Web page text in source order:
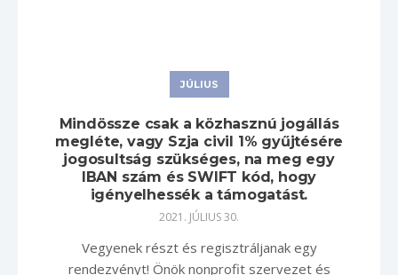
JÚLIUS
Mindössze csak a közhasznú jogállás
megléte, vagy Szja civil 1% gyűjtésére
jogosultság szükséges, na meg egy
IBAN szám és SWIFT kód, hogy
igényelhessék a támogatást.
2021. JÚLIUS 30.
Vegyenek részt és regisztráljanak egy
rendezvényt! Önök nonprofit szervezet és